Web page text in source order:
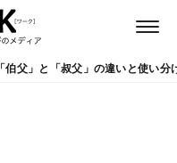
「伯父」と「叔父」の違いと使い分